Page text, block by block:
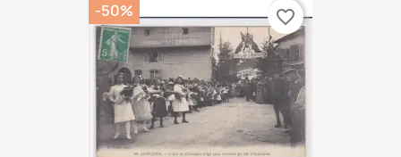
-50% favorite_border